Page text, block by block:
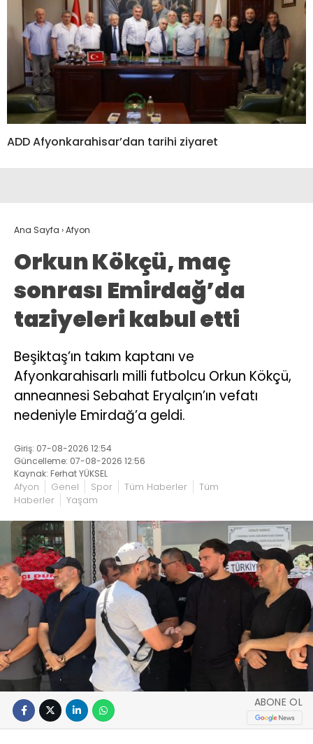
ADD Afyonkarahisar’dan tarihi ziyaret
Ana Sayfa ›Afyon
Orkun Kökçü, maç
sonrası Emirdağ’da
taziyeleri kabul etti
Beşiktaş’ın takım kaptanı ve
Afyonkarahisarlı milli futbolcu Orkun Kökçü,
anneannesi Sebahat Eryalçın’ın vefatı
nedeniyle Emirdağ’a geldi.
Giriş: 07-08-2026 12:54
Güncelleme: 07-08-2026 12:56
Kaynak: Ferhat YÜKSEL
Afyon Genel Spor Tüm Haberler
Tüm
Haberler
Yaşam
ABONE OL